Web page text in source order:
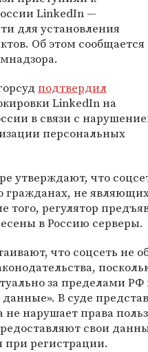
LinkedIn —
для установления
Об этом сообщается
подтвердил
LinkedIn на
в связи с
персональных
утверждают, что
не
того, регулятор
в Россию серверы.
что соцсеть не
за пределами
В суде
нарушает права
свои
при регистрации.